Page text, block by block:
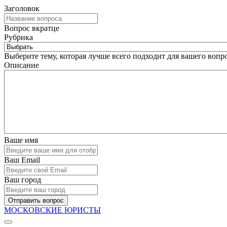
Заголовок
Вопрос вкратце
Рубрика
Выберите тему, которая лучше всего подходит для вашего
Описание
Ваше имя
Ваш Email
Ваш город
Отправить вопрос
МОСКОВСКИЕ ЮРИСТЫ